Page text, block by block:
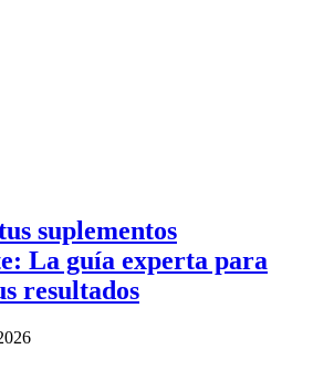
suplementos
La guía experta para
resultados